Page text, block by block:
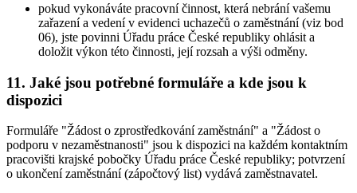
pokud vykonáváte pracovní činnost, která nebrání vašemu
zařazení a vedení v evidenci uchazečů o zaměstnání (viz bod
06), jste povinni Úřadu práce České republiky ohlásit a
doložit výkon této činnosti, její rozsah a výši odměny.
11. Jaké jsou potřebné formuláře a kde jsou k
dispozici
Formuláře "Žádost o zprostředkování zaměstnání" a "Žádost o
podporu v nezaměstnanosti" jsou k dispozici na každém kontaktním
pracovišti krajské pobočky Úřadu práce České republiky; potvrzení
o ukončení zaměstnání (zápočtový list) vydává zaměstnavatel.